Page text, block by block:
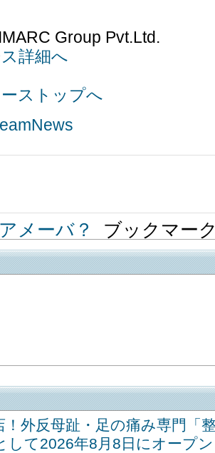
Group Pvt.Ltd.
詳細へ
ストップへ
アメーバ？ ブックマー
！外反母趾・足の痛み専門「
して2026年8月8日にオープン